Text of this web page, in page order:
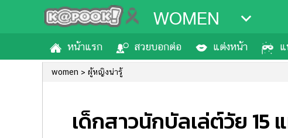
WOMEN
หน้าแรก สวยบอกต่อ แต่งหน้า
women ผู้หญิงน่ารู้
เด็กสาวนักบัลเล่ต์วัย 15